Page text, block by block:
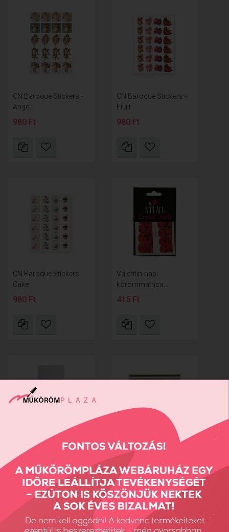
CN Baroque Stickers -
Angel
980 Ft
CN Baroque Stickers -
Fruit
980 Ft
CN Baroque Stickers -
Cake
980 Ft
Valentin-napi
körömmatrica...
415 Ft
Elasticker
szilikonmatrica - 5
990 Ft
Jewel sticker
ékszermatrica 21
780 Ft